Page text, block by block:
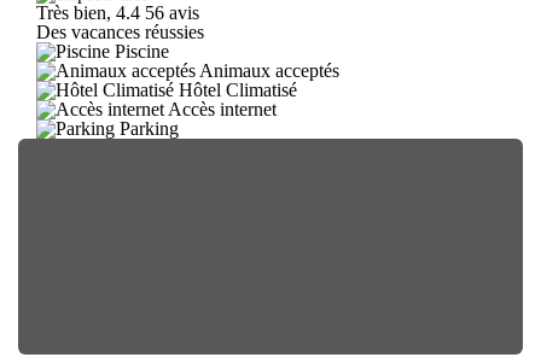
Très bien, 4.4 56 avis
Des vacances réussies
Piscine
Animaux acceptés
Hôtel Climatisé
Accès internet
Parking